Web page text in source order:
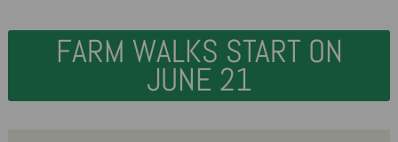
FARM WALKS START ON
JUNE 21